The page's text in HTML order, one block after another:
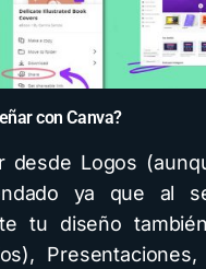
con Canva?
desde Logos
ya que al
tu diseño
Presentaciones,